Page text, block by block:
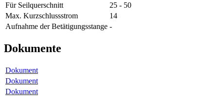
Für Seilquerschnitt
25 - 50
Max. Kurzschlussstrom
14
Aufnahme der Betätigungsstange -
Dokumente
Dokument
Dokument
Dokument